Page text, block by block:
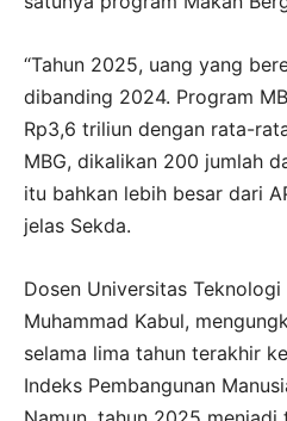
“Tahun 2025, uang yang
dibanding 2024. Program
Rp3,6 triliun dengan rata-
MBG, dikalikan 200 jumlah
itu bahkan lebih besar dari
jelas Sekda.
Dosen Universitas Teknologi
Muhammad Kabul,
selama lima tahun terakhir
Indeks Pembangunan